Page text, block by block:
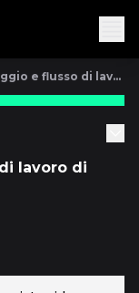
Template di missaggio e flusso di lavoro di John Paterno
lavoro di